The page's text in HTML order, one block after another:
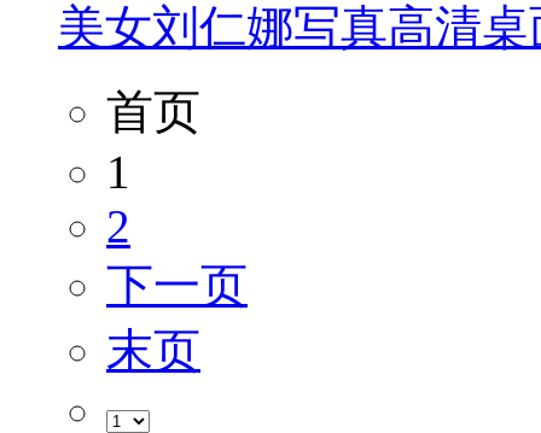
美女刘仁娜写真高清
首页
1
2
下一页
末页